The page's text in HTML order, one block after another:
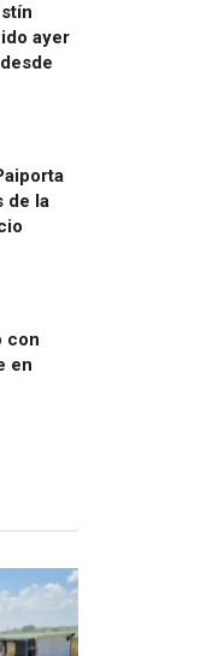
ayer
de la
con
en